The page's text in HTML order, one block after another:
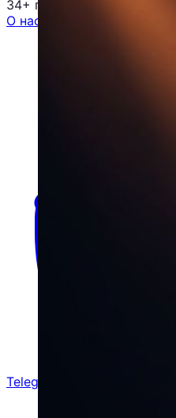
34+ проектов
О нас
Telegram